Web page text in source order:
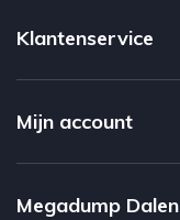
Klantenservice
Mijn account
Megadump Dalen